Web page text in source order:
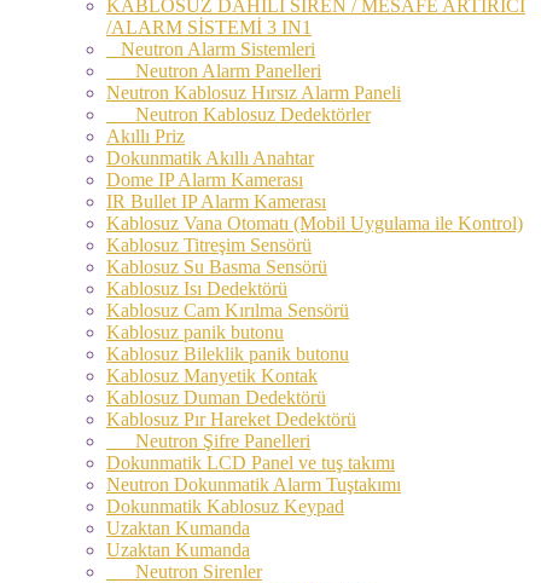
KABLOSUZ DAHILİ SİREN / MESAFE ARTIRICI
/ALARM SİSTEMİ 3 IN1
Neutron Alarm Sistemleri
Neutron Alarm Panelleri
Neutron Kablosuz Hırsız Alarm Paneli
Neutron Kablosuz Dedektörler
Akıllı Priz
Dokunmatik Akıllı Anahtar
Dome IP Alarm Kamerası
IR Bullet IP Alarm Kamerası
Kablosuz Vana Otomatı (Mobil Uygulama ile Kontrol)
Kablosuz Titreşim Sensörü
Kablosuz Su Basma Sensörü
Kablosuz Isı Dedektörü
Kablosuz Cam Kırılma Sensörü
Kablosuz panik butonu
Kablosuz Bileklik panik butonu
Kablosuz Manyetik Kontak
Kablosuz Duman Dedektörü
Kablosuz Pır Hareket Dedektörü
Neutron Şifre Panelleri
Dokunmatik LCD Panel ve tuş takımı
Neutron Dokunmatik Alarm Tuştakımı
Dokunmatik Kablosuz Keypad
Uzaktan Kumanda
Uzaktan Kumanda
Neutron Sirenler